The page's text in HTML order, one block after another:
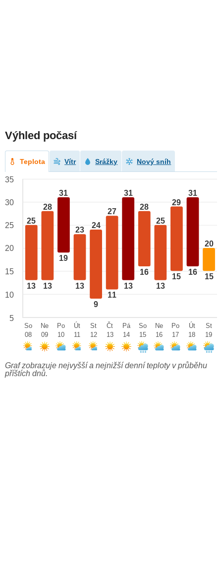
Výhled počasí
Teplota Vítr Srážky Nový sníh
25
13
28
13
31
19
23
13
24
9
27
11
31
13
28
16
25
13
29
15
31
16
20
15
35
30
25
20
15
10
5
So
08
Ne
09
Po
10
Út
11
St
12
Čt
13
Pá
14
So
15
Ne
16
Po
17
Út
18
St
19
Graf zobrazuje nejvyšší a nejnižší denní teploty v průběhu
příštích dnů.